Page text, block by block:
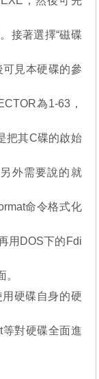
接著選擇“磁碟
可見本硬碟的參
為1-63，
把其C碟的啟始
外需要說的就
命令格式化
用DOS下的Fdi
硬碟自身的硬
對硬碟全面進